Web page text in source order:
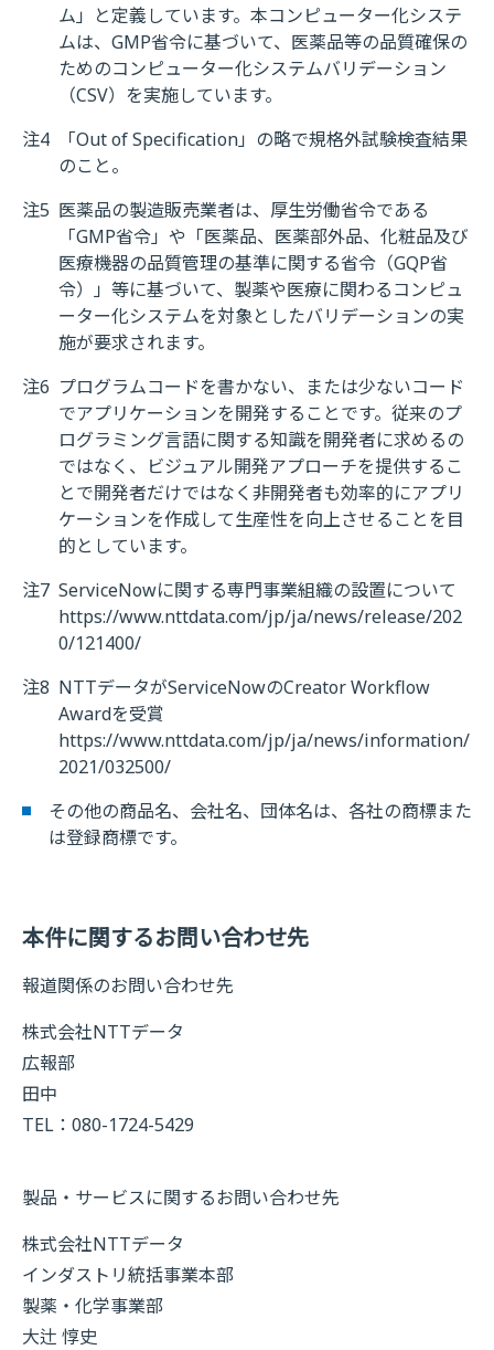
ム」と定義しています。本コンピューター化システ
ムは、GMP省令に基づいて、医薬品等の品質確保の
ためのコンピューター化システムバリデーション
（CSV）を実施しています。
注4
「Out of Specification」の略で規格外試験検査結果
のこと。
注5 医薬品の製造販売業者は、厚生労働省令である
「GMP省令」や「医薬品、医薬部外品、化粧品及び
医療機器の品質管理の基準に関する省令（GQP省
令）」等に基づいて、製薬や医療に関わるコンピュ
ーター化システムを対象としたバリデーションの実
施が要求されます。
注6 プログラムコードを書かない、または少ないコード
でアプリケーションを開発することです。従来のプ
ログラミング言語に関する知識を開発者に求めるの
ではなく、ビジュアル開発アプローチを提供するこ
とで開発者だけではなく非開発者も効率的にアプリ
ケーションを作成して生産性を向上させることを目
的としています。
注7 ServiceNowに関する専門事業組織の設置について
https://www.nttdata.com/jp/ja/news/release/202
0/121400/
注8 NTTデータがServiceNowのCreator Workflow
Awardを受賞
https://www.nttdata.com/jp/ja/news/information/
2021/032500/
その他の商品名、会社名、団体名は、各社の商標また
は登録商標です。
本件に関するお問い合わせ先
報道関係のお問い合わせ先
株式会社NTTデータ
広報部
田中
TEL：080-1724-5429
製品・サービスに関するお問い合わせ先
株式会社NTTデータ
インダストリ統括事業本部
製薬・化学事業部
大辻 惇史